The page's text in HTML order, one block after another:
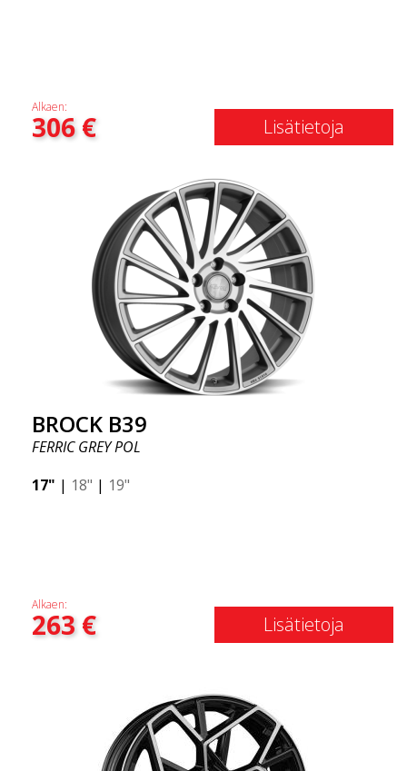
Alkaen:
306€ Lisätietoja
BROCK B39
FERRIC GREY POL
17" | 18" | 19"
Alkaen:
263€ Lisätietoja